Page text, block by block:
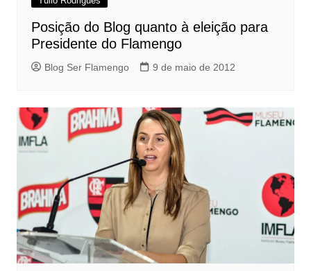
Posição do Blog quanto à eleição para
Presidente do Flamengo
Blog Ser Flamengo 9 de maio de 2012